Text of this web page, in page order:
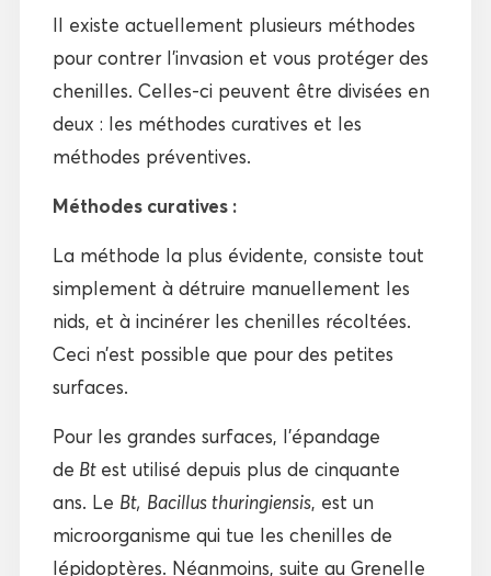
Il existe actuellement plusieurs méthodes
pour contrer l’invasion et vous protéger des
chenilles. Celles-ci peuvent être divisées en
deux : les méthodes curatives et les
méthodes préventives.
Méthodes curatives :
La méthode la plus évidente, consiste tout
simplement à détruire manuellement les
nids, et à incinérer les chenilles récoltées.
Ceci n’est possible que pour des petites
surfaces.
Pour les grandes surfaces, l’épandage
de Bt est utilisé depuis plus de cinquante
ans. Le Bt, Bacillus thuringiensis, est un
microorganisme qui tue les chenilles de
lépidoptères. Néanmoins, suite au Grenelle